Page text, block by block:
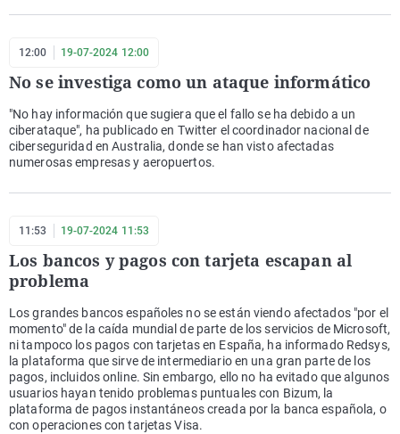
12:00 19-07-2024 12:00
No se investiga como un ataque informático
"No hay información que sugiera que el fallo se ha debido a un
ciberataque", ha publicado en Twitter el coordinador nacional de
ciberseguridad en Australia, donde se han visto afectadas
numerosas empresas y aeropuertos.
11:53 19-07-2024 11:53
Los bancos y pagos con tarjeta escapan al
problema
Los grandes bancos españoles no se están viendo afectados "por el
momento" de la caída mundial de parte de los servicios de Microsoft,
ni tampoco los pagos con tarjetas en España, ha informado Redsys,
la plataforma que sirve de intermediario en una gran parte de los
pagos, incluidos online. Sin embargo, ello no ha evitado que algunos
usuarios hayan tenido problemas puntuales con Bizum, la
plataforma de pagos instantáneos creada por la banca española, o
con operaciones con tarjetas Visa.